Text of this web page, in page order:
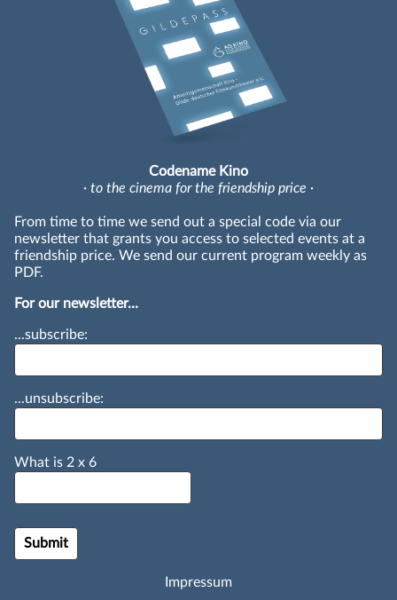
Codename Kino
· to the cinema for the friendship price ·
From time to time we send out a special code via our
newsletter that grants you access to selected events at a
friendship price. We send our current program weekly as
PDF.
For our newsletter...
...subscribe:
...unsubscribe:
What is 2 x 6
Impressum